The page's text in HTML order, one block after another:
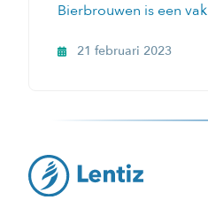
Bierbrouwen is een vak
21 februari 2023